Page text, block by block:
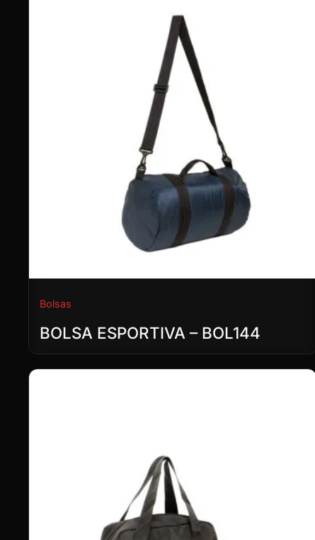
Bolsas
BOLSA ESPORTIVA – BOL144